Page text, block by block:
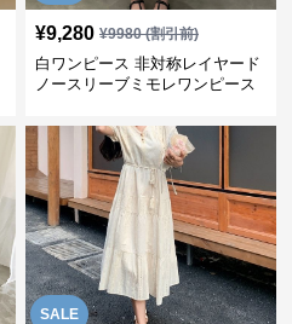
¥9,280 ¥9980(割引前)
白ワンピース 非対称レイヤード
ノースリーブミモレワンピース
SALE